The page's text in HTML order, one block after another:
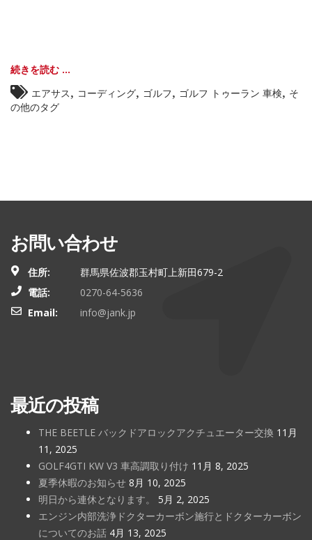
続きを読む ...
エアサス
コーディング ゴルフ ゴルフ トゥーラン 車検
そ
の他のタグ
お問い合わせ
住所:
群馬県佐波郡玉村町上新田679-2
電話:
0270-64-5636
Email:
info@jank.jp
最近の投稿
THE BEETLE バックドアロックアクチュエーター交換 11月
11, 2025
GOLF4GTI KW V3 車高調取り付け 11月 8, 2025
夏季休暇のお知らせ 8月 10, 2025
明日から連休となります。
5月 2, 2025
エンジン内部洗浄ドクターカーボン施行とドクターカーボン
についてのお話 4月 13, 2025